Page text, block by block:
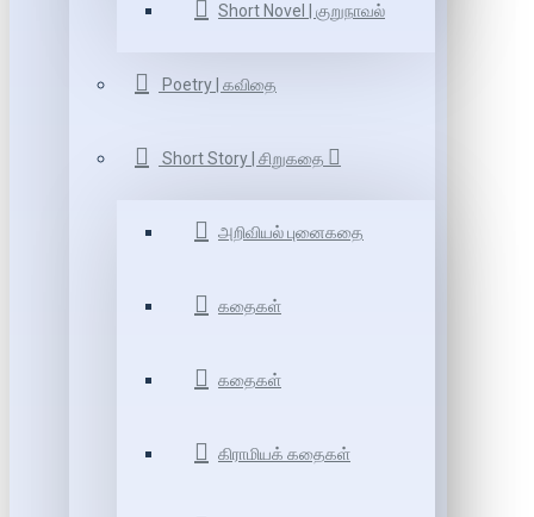
Short Novel | குறுநாவல்
Poetry | கவிதை
Short Story | சிறுகதை
அறிவியல் புனைகதை
கதைகள்
கதைகள்
கிராமியக் கதைகள்